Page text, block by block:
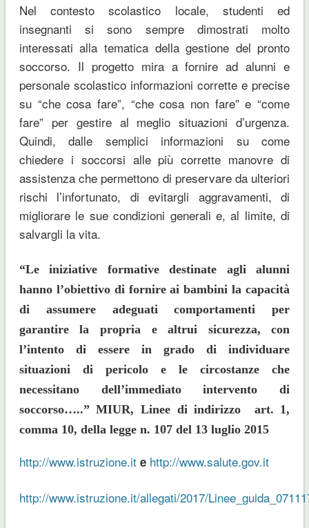
Nel contesto scolastico locale, studenti ed
insegnanti si sono sempre dimostrati molto
interessati alla tematica della gestione del pronto
soccorso. Il progetto mira a fornire ad alunni e
personale scolastico informazioni corrette e precise
su “che cosa fare”, “che cosa non fare” e “come
fare” per gestire al meglio situazioni d’urgenza.
Quindi, dalle semplici informazioni su come
chiedere i soccorsi alle più corrette manovre di
assistenza che permettono di preservare da ulteriori
rischi l’infortunato, di evitargli aggravamenti, di
migliorare le sue condizioni generali e, al limite, di
salvargli la vita.
“Le iniziative formative destinate agli alunni
hanno l’obiettivo di fornire ai bambini la capacità
di assumere adeguati comportamenti per
garantire la propria e altrui sicurezza, con
l’intento di essere in grado di individuare
situazioni di pericolo e le circostanze che
necessitano dell’immediato intervento di
soccorso…..” MIUR, Linee di indirizzo art. 1,
comma 10, della legge n. 107 del 13 luglio 2015
http://www.istruzione.ite http://www.salute.gov.it
http://www.istruzione.it/allegati/2017/